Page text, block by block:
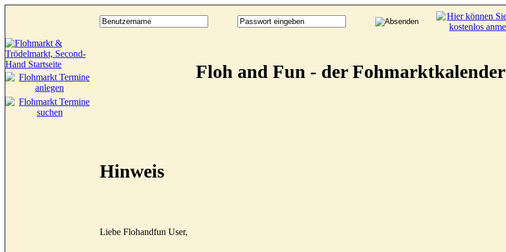
Floh and Fun - der Fohmarktkalender
Hinweis
Liebe Flohandfun User,